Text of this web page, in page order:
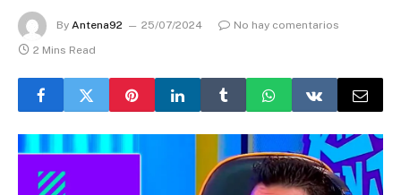
By Antena92 25/07/2024
No hay comentarios
2 Mins Read